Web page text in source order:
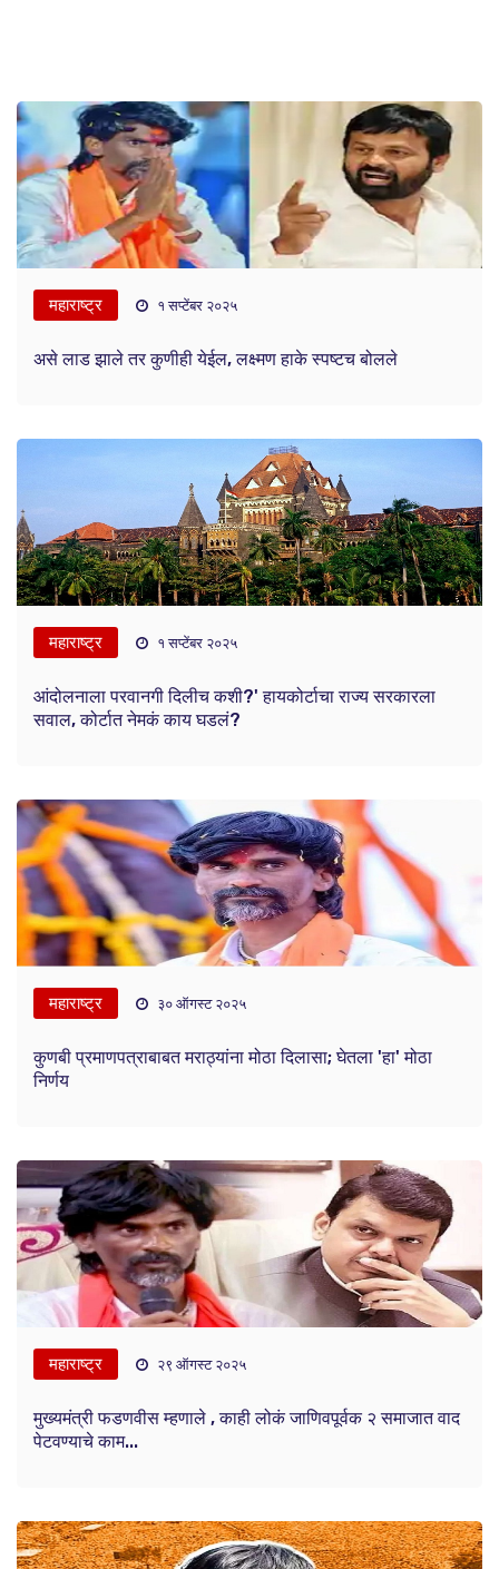
महाराष्ट्र १ सप्टेंबर २०२५
असे लाड झाले तर कुणीही येईल, लक्ष्मण हाके स्पष्टच बोलले
महाराष्ट्र १ सप्टेंबर २०२५
आंदोलनाला परवानगी दिलीच कशी?' हायकोर्टाचा राज्य सरकारला
सवाल, कोर्टात नेमकं काय घडलं?
महाराष्ट्र ३० ऑगस्ट २०२५
कुणबी प्रमाणपत्राबाबत मराठ्यांना मोठा दिलासा; घेतला 'हा' मोठा
निर्णय
महाराष्ट्र २९ ऑगस्ट २०२५
मुख्यमंत्री फडणवीस म्हणाले , काही लोकं जाणिवपूर्वक २ समाजात वाद
पेटवण्याचे काम...